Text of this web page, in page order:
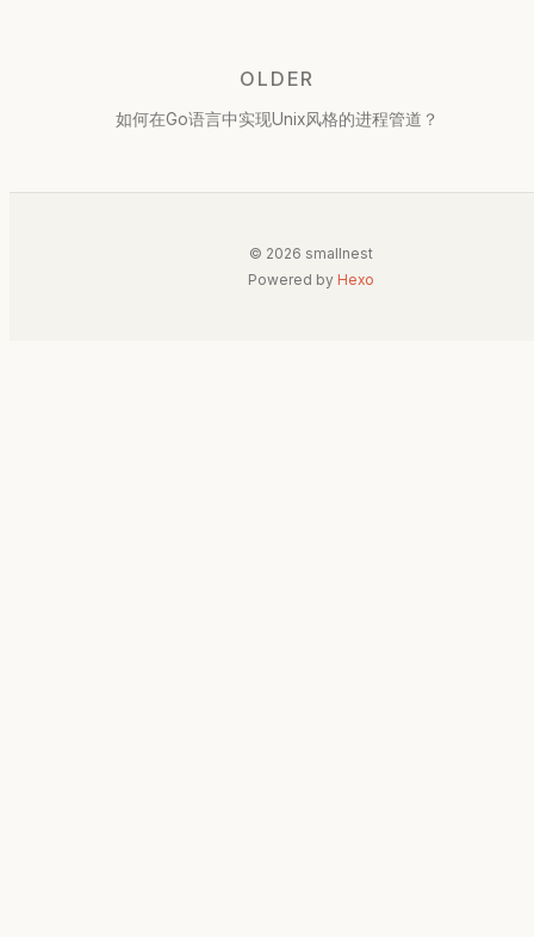
OLDER
如何在Go语言中实现Unix风格的进程管道？
© 2026 smallnest
Powered by Hexo